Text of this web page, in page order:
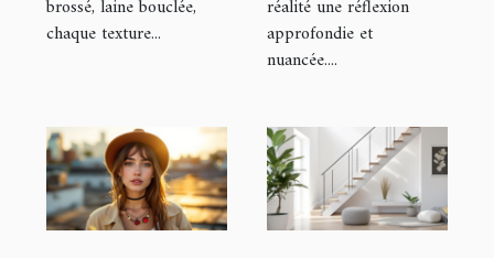
brossé, laine bouclée,
chaque texture...
réalité une réflexion
approfondie et
nuancée....